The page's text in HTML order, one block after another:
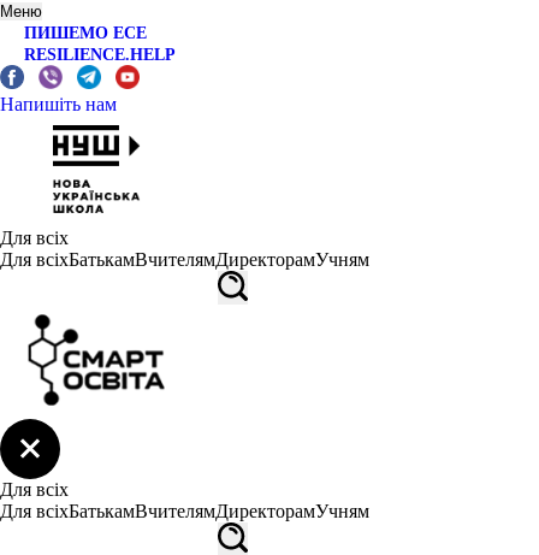
Меню
ПИШЕМО ЕСЕ
RESILIENCE.HELP
Напишіть нам
Для всіх
Для всіхБатькамВчителямДиректорамУчням
Для всіх
Для всіхБатькамВчителямДиректорамУчням